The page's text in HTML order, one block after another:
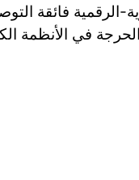
الرقمية فائقة
الحرجة في الأنظمة